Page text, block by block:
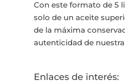
Con este formato de 5
solo de un aceite
de la máxima
autenticidad de
Enlaces de interés: